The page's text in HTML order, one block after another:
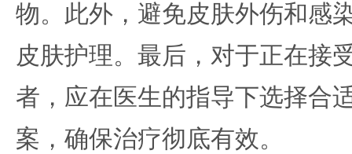
物。此外，避免皮肤外伤和感
皮肤护理。最后，对于正在接
者，应在医生的指导下选择合
案，确保治疗彻底有效。